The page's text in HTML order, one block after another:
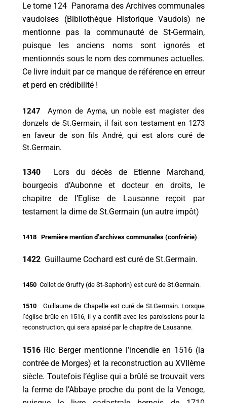
Le tome 124 Panorama des Archives communales
vaudoises (Bibliothèque Historique Vaudois) ne
mentionne pas la communauté de St-Germain,
puisque les anciens noms sont ignorés et
mentionnés sous le nom des communes actuelles.
Ce livre induit par ce manque de référence en erreur
et perd en crédibilité !
1247 Aymon de Ayma, un noble est magister des
donzels de St.Germain, il fait son testament en 1273
en faveur de son fils André, qui est alors curé de
St.Germain.
1340 Lors du décès de Etienne Marchand,
bourgeois d’Aubonne et docteur en droits, le
chapitre de l’Eglise de Lausanne reçoit par
testament la dime de St.Germain (un autre impôt)
1418 Première mention d’archives communales (confrérie)
1422 Guillaume Cochard est curé de St.Germain.
1450 Collet de Gruffy (de St-Saphorin) est curé de St.Germain.
1510 Guillaume de Chapelle est curé de St.Germain. Lorsque
l’église brûle en 1516, il y a conflit avec les paroissiens pour la
reconstruction, qui sera apaisé par le chapitre de Lausanne.
1516 Ric Berger mentionne l’incendie en 1516 (la
contrée de Morges) et la reconstruction au XVIIème
siècle. Toutefois l’église qui a brûlé se trouvait vers
la ferme de l’Abbaye proche du pont de la Venoge,